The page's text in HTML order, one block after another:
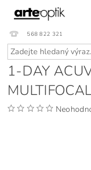
568 822 321
1-DAY